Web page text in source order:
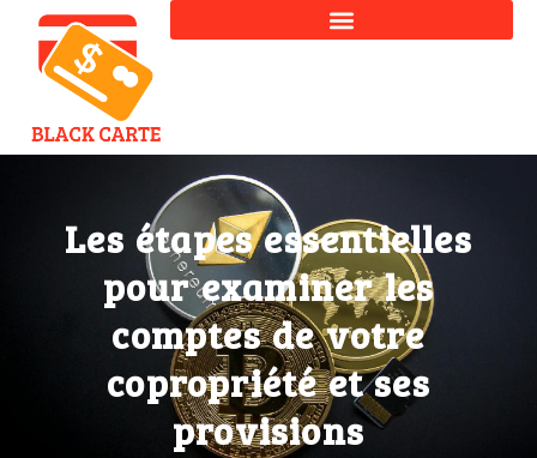
Les étapes essentielles
pour examiner les
comptes de votre
copropriété et ses
provisions